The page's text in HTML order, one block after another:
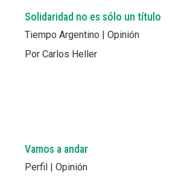
Solidaridad no es sólo un título
Tiempo Argentino | Opinión
Por Carlos Heller
Vamos a andar
Perfil | Opinión